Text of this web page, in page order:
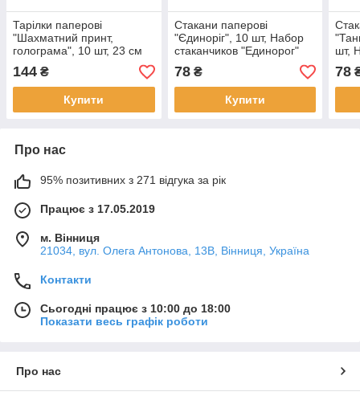
Тарілки паперові
"Шахматний принт,
голограма", 10 шт, 23 см
144 ₴
Купити
Стакани паперові
"Єдиноріг", 10 шт, Набор
стаканчиков "Единорог"
78₴
Купити
шт,
78
Про нас
95% позитивних з 271 відгука за рік
Працює з 17.05.2019
м. Вінниця
21034, вул. Олега Антонова, 13В, Вінниця, Україна
Контакти
Сьогодні працює з 10:00 до 18:00
Показати весь графік роботи
Про нас